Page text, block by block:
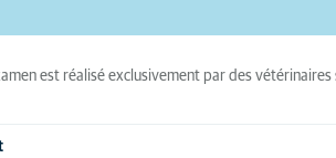
est réalisé exclusivement par des